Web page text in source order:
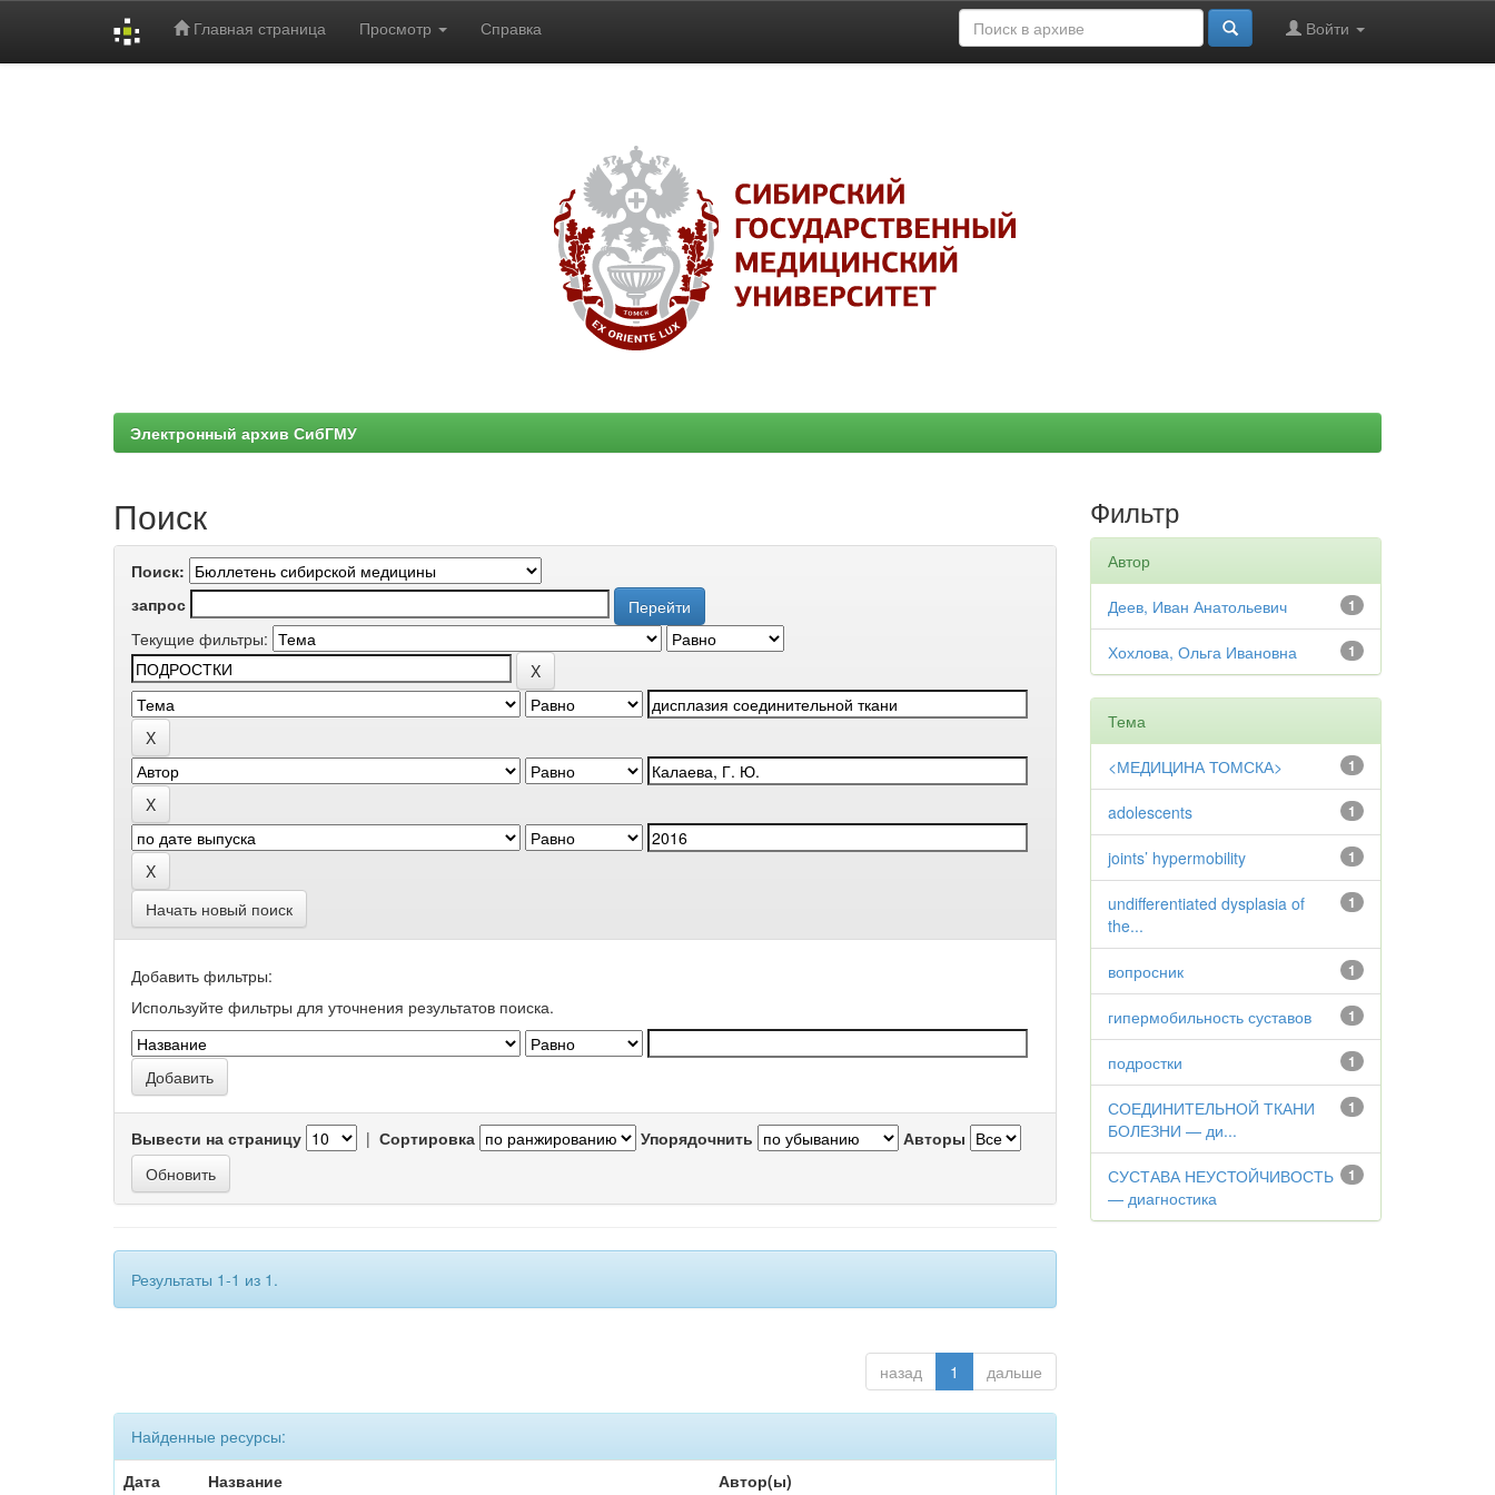
Главная страница Просмотр Справка Войти
Электронный архив СибГМУ
Поиск
Поиск:
запрос
Текущие фильтры:
Начать новый поиск
Добавить фильтры:
Используйте фильтры для уточнения результатов поиска.
Вывести на страницу | Сортировка Упорядочнить Авторы
Результаты 1-1 из 1.
назад 1 дальше
Найденные ресурсы:
Дата
Название Автор(ы)
Фильтр
Автор
1
Деев, Иван Анатольевич
1
Хохлова, Ольга Ивановна
Тема
1
<МЕДИЦИНА ТОМСКА>
1
adolescents
1
joints’ hypermobility
1
undifferentiated dysplasia of
the...
1
вопросник
1
гипермобильность суставов
1
подростки
1
СОЕДИНИТЕЛЬНОЙ ТКАНИ
БОЛЕЗНИ — ди...
1
СУСТАВА НЕУСТОЙЧИВОСТЬ
— диагностика